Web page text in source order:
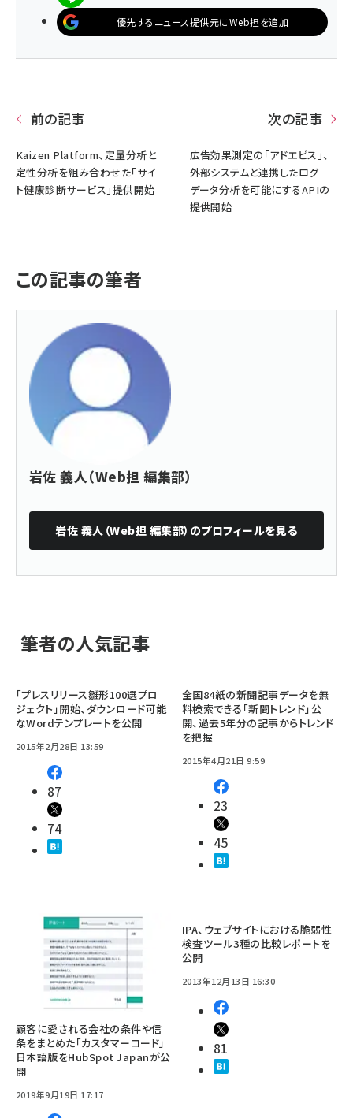
優先するニュース提供元にWeb担を追加
前の記事
Kaizen Platform、定量分析と
定性分析を組み合わせた「サイ
ト健康診断サービス」提供開始
次の記事
広告効果測定の「アドエビス」、
外部システムと連携したログ
データ分析を可能にするAPIの
提供開始
この記事の筆者
岩佐 義人（Web担 編集部）
岩佐 義人（Web担 編集部） のプロフィールを見る
筆者の人気記事
「プレスリリース雛形100選プロ
ジェクト」開始、ダウンロード可能
なWordテンプレートを公開
2015年2月28日 13:59
87
74
全国84紙の新聞記事データを無
料検索できる「新聞トレンド」公
開、過去5年分の記事からトレンド
を把握
2015年4月21日 9:59
23
45
顧客に愛される会社の条件や信
条をまとめた「カスタマーコード」
日本語版をHubSpot Japanが公
開
2019年9月19日 17:17
IPA、ウェブサイトにおける脆弱性
検査ツール3種の比較レポートを
公開
2013年12月13日 16:30
81